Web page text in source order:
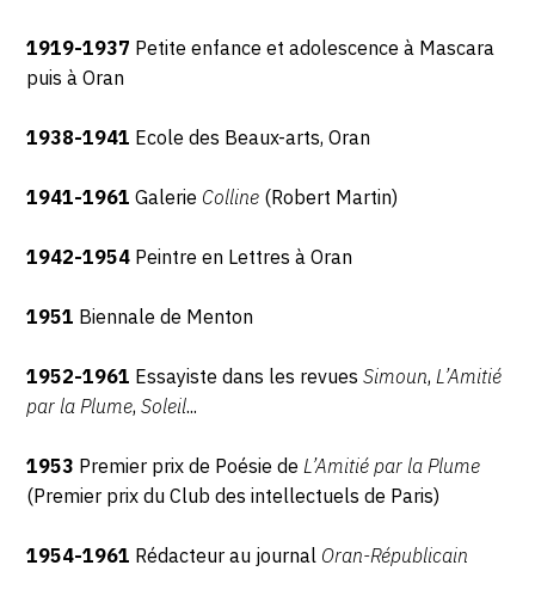
1919-1937 Petite enfance et adolescence à Mascara
puis à Oran
1938-1941 Ecole des Beaux-arts, Oran
1941-1961 Galerie Colline (Robert Martin)
1942-1954 Peintre en Lettres à Oran
1951 Biennale de Menton
1952-1961 Essayiste dans les revuesSimoun,L’Amitié
par la Plume,Soleil...
1953 Premier prix de Poésie deL’Amitié par la Plume
(Premier prix du Club des intellectuels de Paris)
1954-1961 Rédacteur au journal Oran-Républicain